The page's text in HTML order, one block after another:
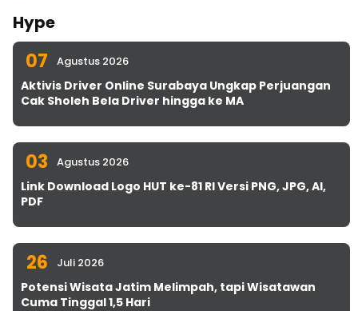
Hype
07 Agustus 2026
Aktivis Driver Online Surabaya Ungkap Perjuangan
Cak Sholeh Bela Driver hingga ke MA
03 Agustus 2026
Link Download Logo HUT ke-81 RI Versi PNG, JPG, AI,
PDF
26 Juli 2026
Potensi Wisata Jatim Melimpah, tapi Wisatawan
Cuma Tinggal 1,5 Hari